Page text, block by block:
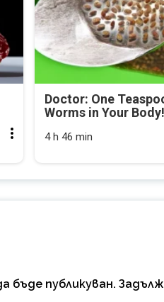
Doctor: One
Worms in Your Body!
4 h 46 min
бъде публикуван.